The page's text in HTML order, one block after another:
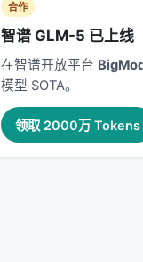
合作
智谱 GLM-5 已上线
在智谱开放平台
模型 SOTA。
领取 2000万 Tokens